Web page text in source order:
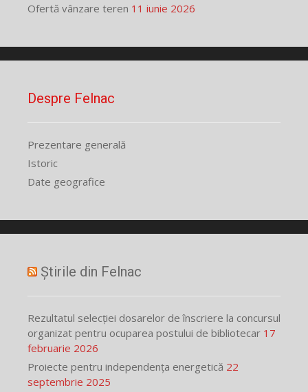
Ofertă vânzare teren 11 iunie 2026
Despre Felnac
Prezentare generală
Istoric
Date geografice
Știrile din Felnac
Rezultatul selecției dosarelor de înscriere la concursul
organizat pentru ocuparea postului de bibliotecar 17
februarie 2026
Proiecte pentru independența energetică 22
septembrie 2025